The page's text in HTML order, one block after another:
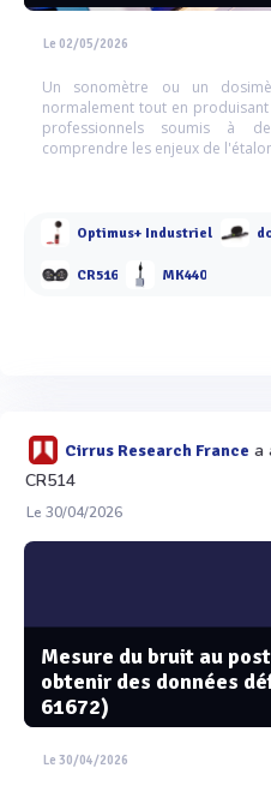
Le 02/05/2026
Un sonomètre ou un
normalement tout en
professionnels soumis à
comprendre les enjeux de
Optimus+ Industriel
CR516 MK440
Cirrus Research France a
CR514
Le 30/04/2026
Mesure du bruit au
obtenir des données
61672)
Le 30/04/2026